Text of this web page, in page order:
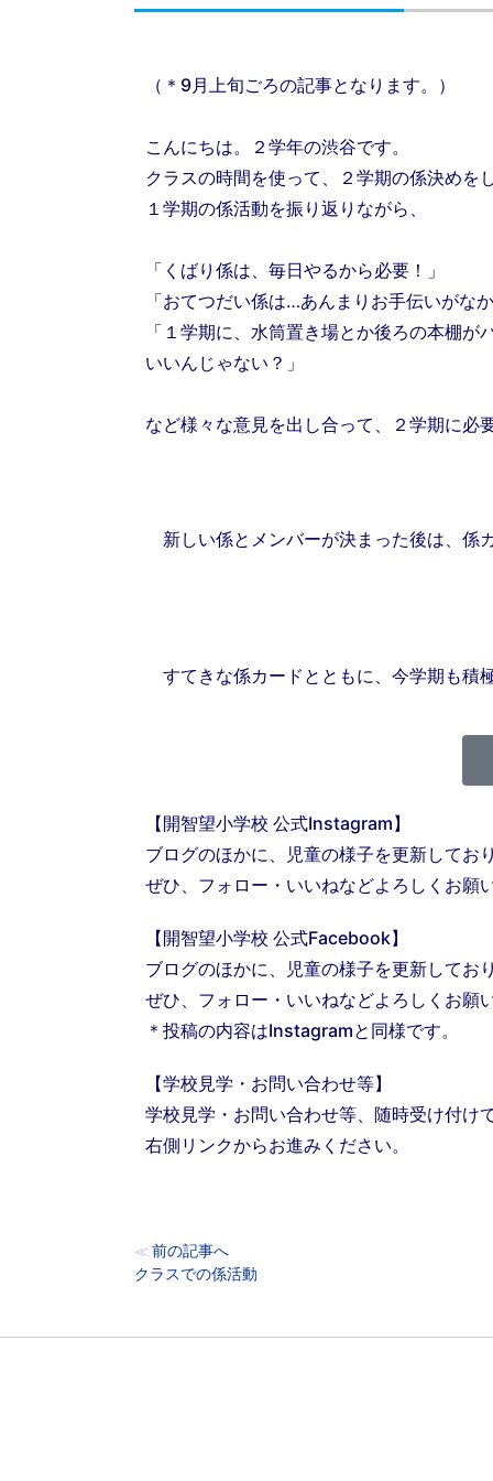
（＊9月上旬ごろの記事となります。）
こんにちは。２学年の渋谷です。
クラスの時間を使って、２学期の係決めを
１学期の係活動を振り返りながら、
「くばり係は、毎日やるから必要！」
「おてつだい係は…あんまりお手伝いがな
「１学期に、水筒置き場とか後ろの本棚
いいんじゃない？」
など様々な意見を出し合って、２学期に必
新しい係とメンバーが決まった後は、係
すてきな係カードとともに、今学期も積
【開智望小学校 公式Instagram】
ブログのほかに、児童の様子を更新してお
ぜひ、フォロー・いいねなどよろしくお願
【開智望小学校 公式Facebook】
ブログのほかに、児童の様子を更新してお
ぜひ、フォロー・いいねなどよろしくお願
＊投稿の内容はInstagramと同様です。
【学校見学・お問い合わせ等】
学校見学・お問い合わせ等、随時受け付け
右側リンクからお進みください。
≪ 前の記事へ
クラスでの係活動